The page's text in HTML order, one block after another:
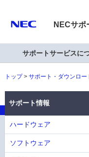
NECサポ
サポートサービスに
トップ サポート・ダウンロー
サポート情報
ハードウェア
ソフトウェア